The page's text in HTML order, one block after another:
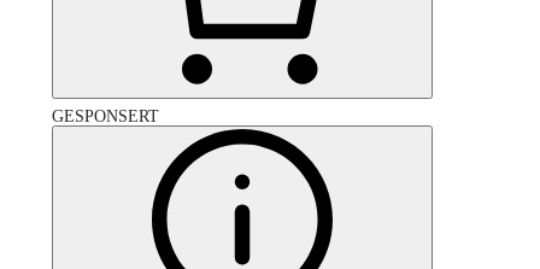
GESPONSERT